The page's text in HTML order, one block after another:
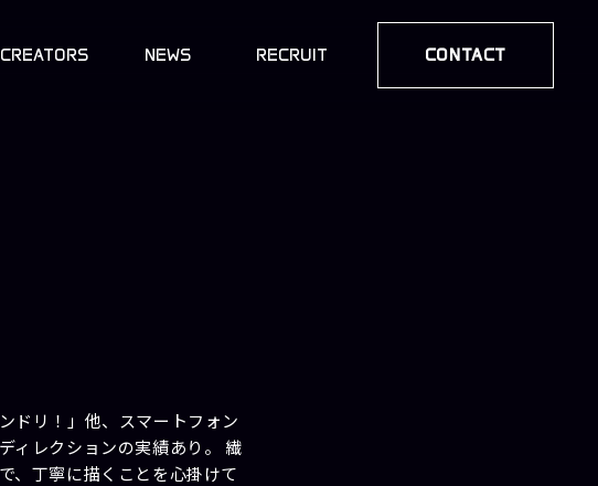
CREATORS NEWS RECRUIT CONTACT
ドリ！」他、スマートフォン
ィレクションの実績あり。 繊
、丁寧に描くことを心掛けて